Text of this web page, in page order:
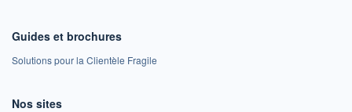
Guides et brochures
Solutions pour la Clientèle Fragile
Nos sites